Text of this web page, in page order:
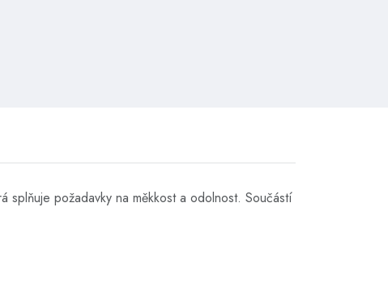
splňuje požadavky na měkkost a odolnost. Součástí